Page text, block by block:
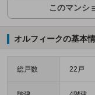
このマンシ
オルフィークの基本
総戸数 22戸